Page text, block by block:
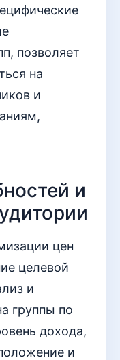
позволяет
на
и
и
цен
целевой
и
группы по
дохода,
и